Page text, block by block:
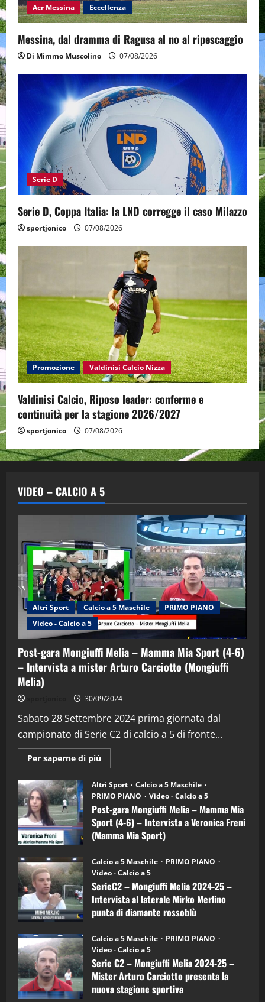
Acr Messina Eccellenza
Messina, dal dramma di Ragusa al no al ripescaggio
Di Mimmo Muscolino 07/08/2026
Serie D
Serie D, Coppa Italia: la LND corregge il caso Milazzo
sportjonico 07/08/2026
Promozione Valdinisi Calcio Nizza
Valdinisi Calcio, Riposo leader: conferme e
continuità per la stagione 2026/2027
sportjonico 07/08/2026
VIDEO – CALCIO A 5
Altri Sport Calcio a 5 Maschile
PRIMO PIANO
Video - Calcio a 5
Post-gara Mongiuffi Melia – Mamma Mia Sport (4-6)
– Intervista a mister Arturo Carciotto (Mongiuffi
Melia)
30/09/2024
Sabato 28 Settembre 2024 prima giornata dal
campionato di Serie C2 di calcio a 5 di fronte...
Per saperne di più
informazioni
Post-
gara
Mongiuffi
Melia
–
Mamma
Mia
Sport
6)
–
Intervista
a
mister
Arturo
Carciotto
(Mongiuffi
Altri Sport
Calcio a 5 Maschile
PRIMO PIANO
Video - Calcio a 5
Post-gara Mongiuffi Melia – Mamma Mia
Sport (4-6) – Intervista a Veronica Freni
(Mamma Mia Sport)
Calcio a 5 Maschile
PRIMO PIANO
Video - Calcio a 5
SerieC2 – Mongiuffi Melia 2024-25 –
Intervista al laterale Mirko Merlino
punta di diamante rossoblù
Calcio a 5 Maschile
PRIMO PIANO
Video - Calcio a 5
Serie C2 – Mongiuffi Melia 2024-25 –
Mister Arturo Carciotto presenta la
nuova stagione sportiva
2
“SportEmpire” in Podcast: 29^ Puntata
(Martedi 28 Aprile 2026)
28/04/2026
3
"SportEmpire" in Podcast
“SportEmpire” in Podcast: 28^ Puntata
(Martedi 21 Aprile 2026)
21/04/2026
4
“SportEmpire” in Podcast: 27^ Puntata
(Martedi 14 Aprile 2026)
15/04/2026
5
“SportEmpire” in Podcast: 26^ Puntata
(Martedi 07 Aprile 2026)
08/04/2026